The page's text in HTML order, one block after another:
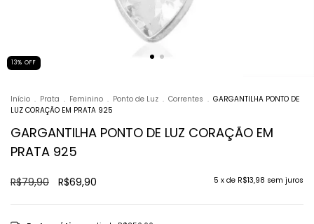
13% OFF
Início . Prata . Feminino . Ponto de Luz . Correntes . GARGANTILHA PONTO DE
LUZ CORAÇÃO EM PRATA 925
GARGANTILHA PONTO DE LUZ CORAÇÃO EM
PRATA 925
R$79,90 R$69,90 5 x de R$13,98 sem juros